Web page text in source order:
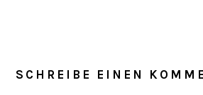
SCHREIBE EINEN